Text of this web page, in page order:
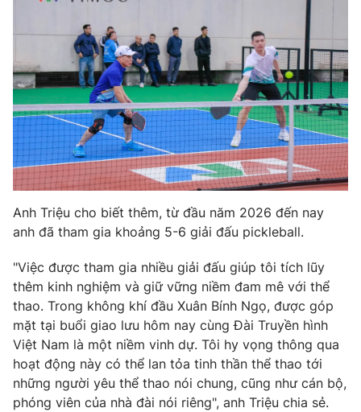
Anh Triệu cho biết thêm, từ đầu năm 2026 đến nay
anh đã tham gia khoảng 5-6 giải đấu pickleball.
"Việc được tham gia nhiều giải đấu giúp tôi tích lũy
thêm kinh nghiệm và giữ vững niềm đam mê với thể
thao. Trong không khí đầu Xuân Bính Ngọ, được góp
mặt tại buổi giao lưu hôm nay cùng Đài Truyền hình
Việt Nam là một niềm vinh dự. Tôi hy vọng thông qua
hoạt động này có thể lan tỏa tinh thần thể thao tới
những người yêu thể thao nói chung, cũng như cán bộ,
phóng viên của nhà đài nói riêng", anh Triệu chia sẻ.